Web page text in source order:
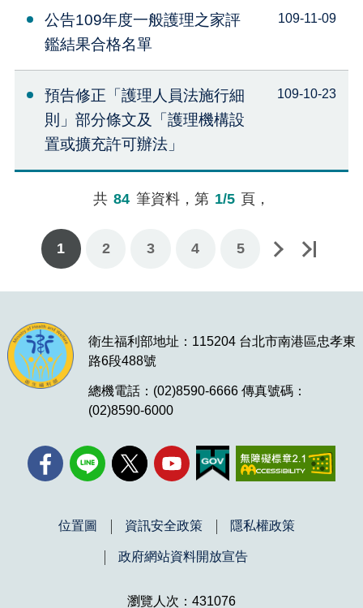
公告109年度一般護理之家評
鑑結果合格名單
109-11-09
預告修正「護理人員法施行細
則」部分條文及「護理機構設
置或擴充許可辦法」
109-10-23
共 84 筆資料，第 1/5 頁，
1 2 3 4 5
下一頁最後一頁
衛生福利部地址：115204 台北市南港區忠孝東
路6段488號
總機電話：(02)8590-6666 傳真號碼：
(02)8590-6000
位置圖 資訊安全政策 隱私權政策
政府網站資料開放宣告
瀏覽人次：431076